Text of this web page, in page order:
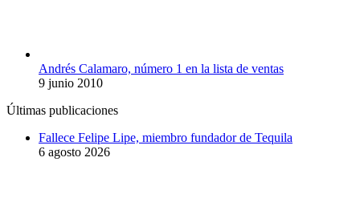
Andrés Calamaro, número 1 en la lista de ventas
9 junio 2010
Últimas publicaciones
Fallece Felipe Lipe, miembro fundador de Tequila
6 agosto 2026